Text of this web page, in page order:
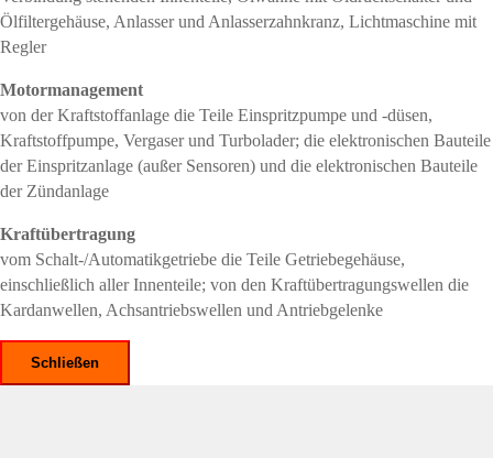
Ölfiltergehäuse, Anlasser und Anlasserzahnkranz, Lichtmaschine mit
Regler
Motormanagement
von der Kraftstoffanlage die Teile Einspritzpumpe und -düsen,
Kraftstoffpumpe, Vergaser und Turbolader; die elektronischen Bauteile
der Einspritzanlage (außer Sensoren) und die elektronischen Bauteile
der Zündanlage
Kraftübertragung
vom Schalt-/Automatikgetriebe die Teile Getriebegehäuse,
einschließlich aller Innenteile; von den Kraftübertragungswellen die
Kardanwellen, Achsantriebswellen und Antriebgelenke
Schließen